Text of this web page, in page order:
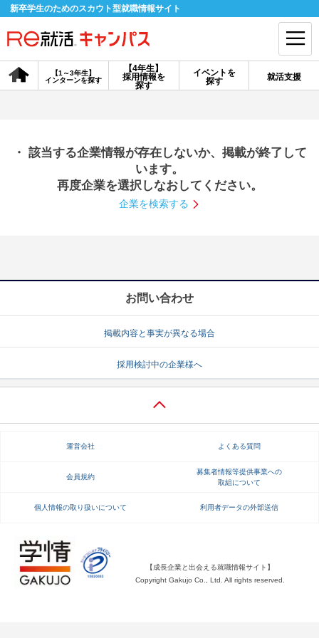
新卒学生のためのスカウト型就職情報サイト
【4年生】
採用情報を
探す
【1～3年生】
インターンを探す
イベントを
探す
就活支援
会員登録 ログイン
探す
【4年生】
説明会を探す
就活ノウハウ・サポート
就活ノウハウが満載！ お役立ち記事・相談室など
就活ニュースペーパー よくある質問
不明点があればこちら
・ 該当する企業情報が存在しないか、掲載が終了して
います。
再度企業を選択しなおしてください。
企業を検索する
お問い合わせ
掲載内容と事実が異なる場合
採用検討中の企業様へ
運営会社 よくある質問
会員規約
募集者情報等提供事業への
取組について
個人情報の取り扱いについて 利用者データの外部送信
【成長企業と出会える就職情報サイト】
Copyright Gakujo Co., Ltd. All rights reserved.